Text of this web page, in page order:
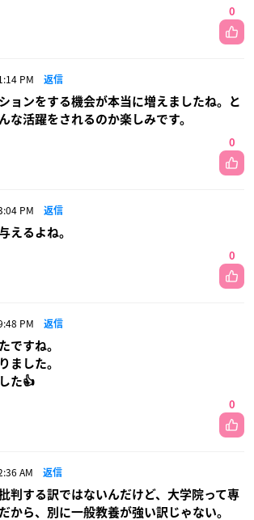
0
PM 返信
ョンをする機会が本当に増えましたね。と
な活躍をされるのか楽しみです。
0
PM 返信
えるよね。
0
PM 返信
ですね。
ました。
た👍
0
AM 返信
判する訳ではないんだけど、大学院って専
から、別に一般教養が強い訳じゃない。